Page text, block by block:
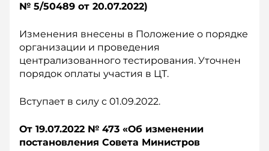
№ 5/50489 от 20.07.2022)
Изменения внесены в Положение о порядке
организации и проведения
централизованного тестирования. Уточнен
порядок оплаты участия в ЦТ.
Вступает в силу с 01.09.2022.
От 19.07.2022 № 473 «Об изменении
постановления Совета Министров